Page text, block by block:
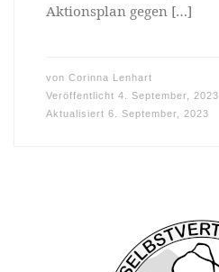
Aktionsplan gegen […]
von Corinna Lenhart
Veröffentlicht 4. September, 2023
Aktualisiert 6. September, 2023